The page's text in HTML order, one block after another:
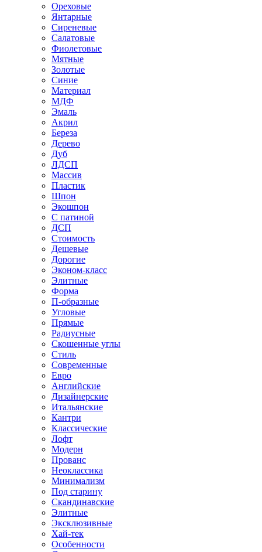
Ореховые
Янтарные
Сиреневые
Салатовые
Фиолетовые
Мятные
Золотые
Синие
Материал
МДФ
Эмаль
Акрил
Береза
Дерево
Дуб
ЛДСП
Массив
Пластик
Шпон
Экошпон
С патиной
ДСП
Стоимость
Дешевые
Дорогие
Эконом-класс
Элитные
Форма
П-образные
Угловые
Прямые
Радиусные
Скошенные углы
Стиль
Современные
Евро
Английские
Дизайнерские
Итальянские
Кантри
Классические
Лофт
Модерн
Прованс
Неоклассика
Минимализм
Под старину
Скандинавские
Элитные
Эксклюзивные
Хай-тек
Особенности